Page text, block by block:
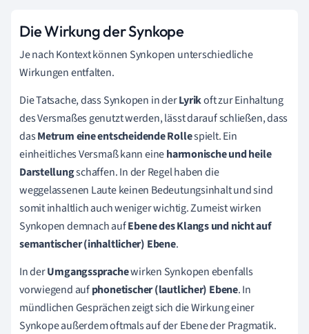
Die Wirkung der Synkope
Je nach Kontext können Synkopen unterschiedliche
Wirkungen entfalten.
Die Tatsache, dass Synkopen in derLyrikoft zur Einhaltung
des Versmaßes genutzt werden, lässt darauf schließen, dass
dasMetrum eine entscheidende Rollespielt. Ein
einheitliches Versmaß kann eineharmonische und heile
Darstellungschaffen. In der Regel haben die
weggelassenen Laute keinen Bedeutungsinhalt und sind
somit inhaltlich auch weniger wichtig. Zumeist wirken
Synkopen demnach aufEbene des Klangs und nicht auf
semantischer (inhaltlicher) Ebene.
In derUmgangssprachewirken Synkopen ebenfalls
vorwiegend aufphonetischer (lautlicher) Ebene. In
mündlichen Gesprächen zeigt sich die Wirkung einer
Synkope außerdem oftmals auf der Ebene der Pragmatik.